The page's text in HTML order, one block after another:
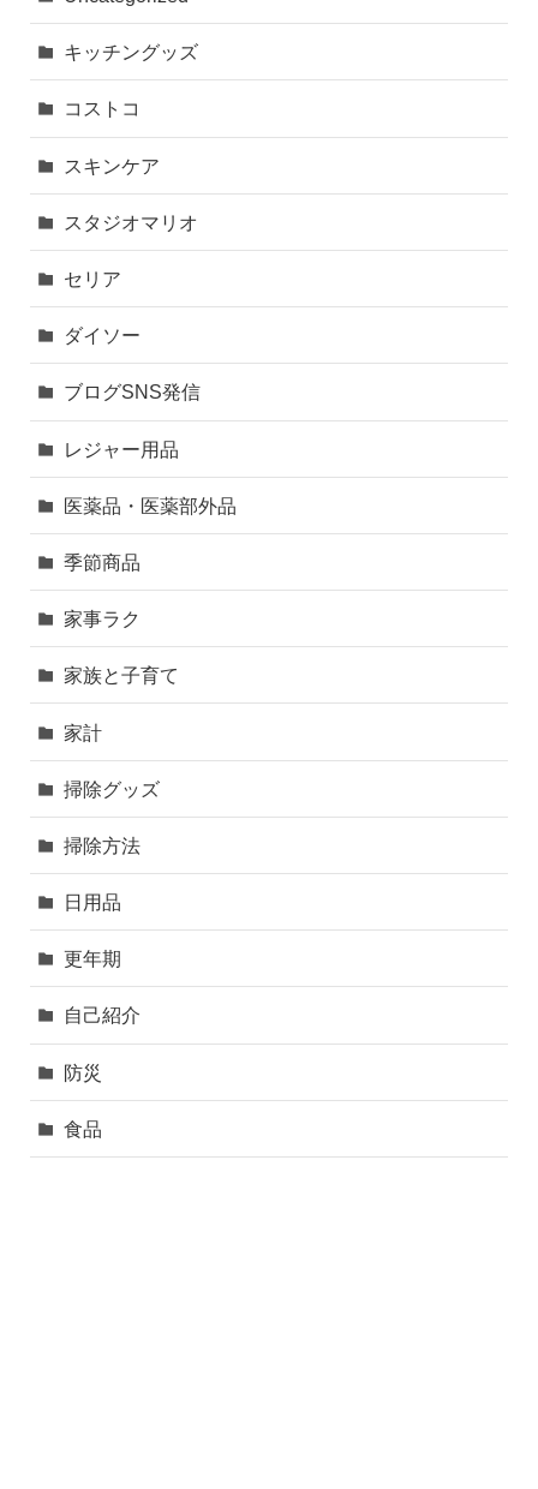
キッチングッズ
コストコ
スキンケア
スタジオマリオ
セリア
ダイソー
ブログSNS発信
レジャー用品
医薬品・医薬部外品
季節商品
家事ラク
家族と子育て
家計
掃除グッズ
掃除方法
日用品
更年期
自己紹介
防災
食品